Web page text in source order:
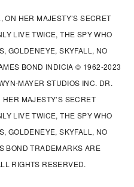
ON HER MAJESTY’S SECRET
LIVE TWICE, THE SPY WHO
GOLDENEYE, SKYFALL, NO
BOND INDICIA © 1962-2023
MAYER STUDIOS INC. DR.
MAJESTY’S SECRET
LIVE TWICE, THE SPY WHO
GOLDENEYE, SKYFALL, NO
BOND TRADEMARKS ARE
RIGHTS RESERVED.